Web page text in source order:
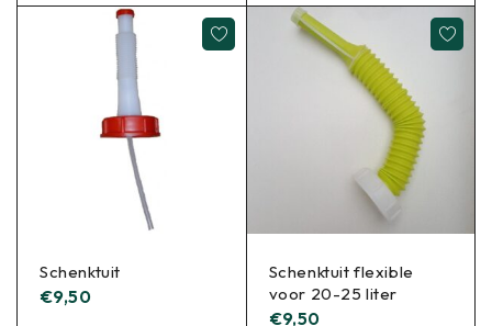
Schenktuit
€9,50
Schenktuit flexible
voor 20-25 liter
€9,50